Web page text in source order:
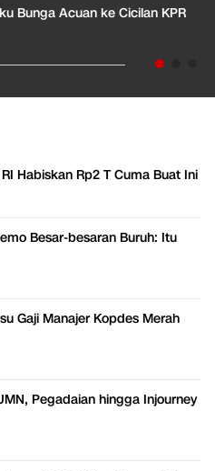
Bunga Acuan ke Cicilan KPR
Habiskan Rp2 T Cuma Buat Ini
Besar-besaran Buruh: Itu
Gaji Manajer Kopdes Merah
Pegadaian hingga Injourney